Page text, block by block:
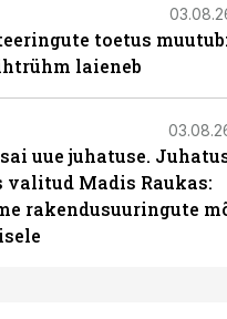
toetus
laieneb
uue juhatuse.
valitud Madis Raukas:
rakendusuuringute